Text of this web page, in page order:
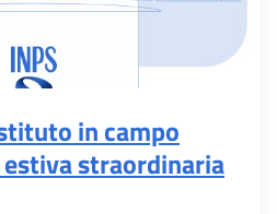
in campo
straordinaria